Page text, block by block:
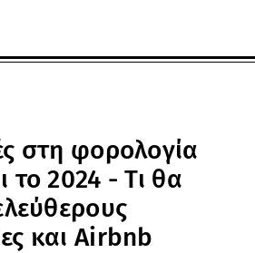
στη φορολογία
το 2024 - Τι θα
και Airbnb